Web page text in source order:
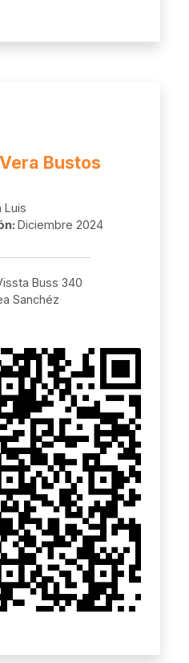
Bustos
Luis
Diciembre 2024
Buss 340
Sanchéz